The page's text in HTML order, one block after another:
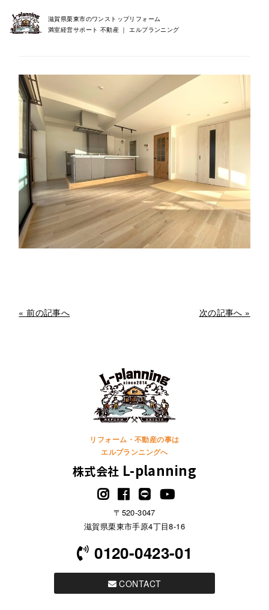
滋賀県栗東市のワンストップリフォーム
満室経営サポート 不動産 ｜ エルプランニング
« 前の記事へ 次の記事へ »
リフォーム・不動産の事は
エルプランニングへ
株式会社 L-planning
〒520-3047
滋賀県栗東市手原4丁目8-16
0120-0423-01
CONTACT